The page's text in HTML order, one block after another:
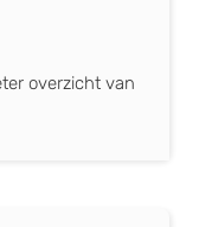
overzicht van